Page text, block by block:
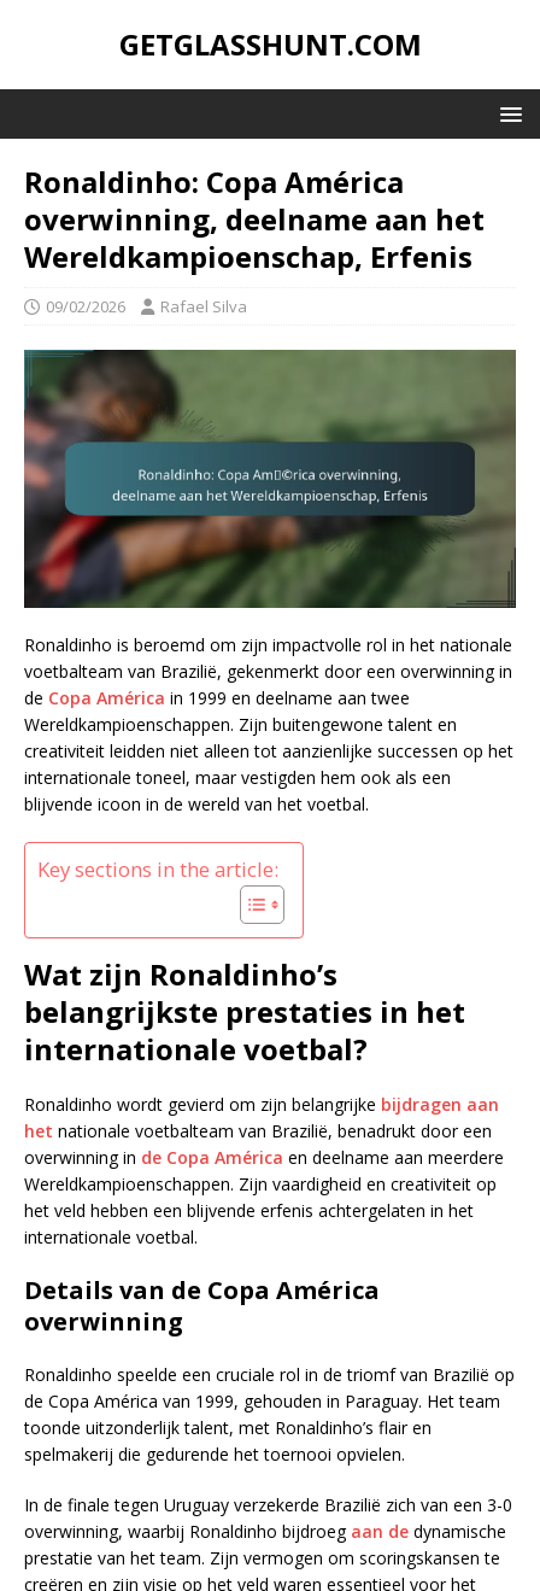
GETGLASSHUNT.COM
Ronaldinho: Copa América
overwinning, deelname aan het
Wereldkampioenschap, Erfenis
09/02/2026 Rafael Silva
Ronaldinho is beroemd om zijn impactvolle rol in het nationale
voetbalteam van Brazilië, gekenmerkt door een overwinning in
de Copa América in 1999 en deelname aan twee
Wereldkampioenschappen. Zijn buitengewone talent en
creativiteit leidden niet alleen tot aanzienlijke successen op het
internationale toneel, maar vestigden hem ook als een
blijvende icoon in de wereld van het voetbal.
Key sections in the article:
Wat zijn Ronaldinho’s
belangrijkste prestaties in het
internationale voetbal?
Ronaldinho wordt gevierd om zijn belangrijke bijdragen aan
het nationale voetbalteam van Brazilië, benadrukt door een
overwinning in de Copa América en deelname aan meerdere
Wereldkampioenschappen. Zijn vaardigheid en creativiteit op
het veld hebben een blijvende erfenis achtergelaten in het
internationale voetbal.
Details van de Copa América
overwinning
Ronaldinho speelde een cruciale rol in de triomf van Brazilië op
de Copa América van 1999, gehouden in Paraguay. Het team
toonde uitzonderlijk talent, met Ronaldinho’s flair en
spelmakerij die gedurende het toernooi opvielen.
In de finale tegen Uruguay verzekerde Brazilië zich van een 3-0
overwinning, waarbij Ronaldinho bijdroeg aan de dynamische
prestatie van het team. Zijn vermogen om scoringskansen te
creëren en zijn visie op het veld waren essentieel voor het